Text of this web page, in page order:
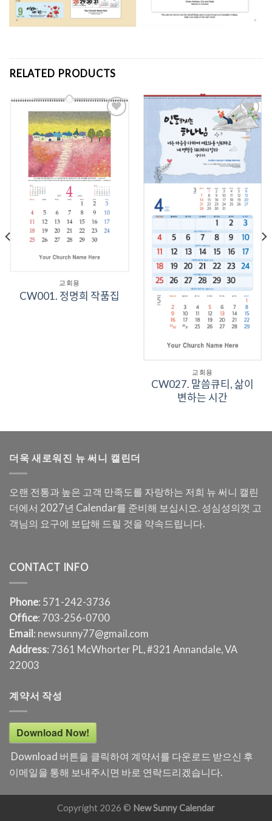
RELATED PRODUCTS
Add to
Wishlist
교회용
CW001. 정명희 작품집
Add to
Wishlist
교회용
CW027. 말씀큐티, 삶이
변하는 시간
더욱 새로워진 뉴 써니 캘린더
오랜 전통과 높은 고객 만족도를 자랑하는 저희 뉴 써니 캘린
더에서 2027년 Calendar를 준비해 보십시오. 성심성의껏 고
객님의 요구에 보답해 드릴 것을 약속드립니다.
CONTACT INFO
Phone: 571-242-3736
Office: 703-256-0700
Email: newsunny77@gmail.com
Address: 7361 McWhorter PL, #321 Annandale, VA
22003
계약서 작성
Download Now!
Download 버튼을 클릭하여 계약서를 다운로드 받으신 후
이메일을 통해 보내주시면 바로 연락드리겠습니다.
Copyright 2026 © New Sunny Calendar